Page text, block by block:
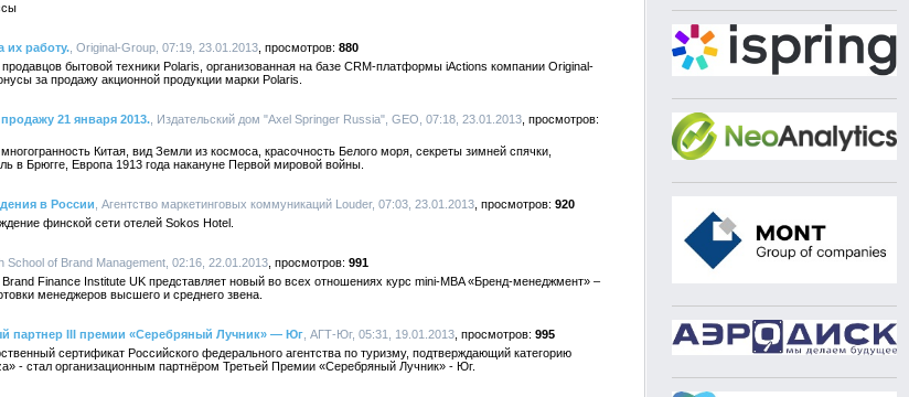
их работу. , Original-Group, 07:19, 23.01.2013
880
бытовой техники Polaris, организованная на базе СRM-платформы iActions компании Original-
за продажу акционной продукции марки Polaris.
21 января 2013. , Издательский дом "Axel Springer Russia", GEO, 07:18, 23.01.2013
Китая, вид Земли из космоса, красочность Белого моря, секреты зимней спячки,
в Брюгге, Европа 1913 года накануне Первой мировой войны.
в России , Агентство маркетинговых коммуникаций Louder, 07:03, 23.01.2013
920
финской сети отелей Sokos Hotel.
School of Brand Management, 02:16, 22.01.2013
991
Finance Institute UK представляет новый во всех отношениях курс mini-MBA «Бренд-менеджмент» –
менеджеров высшего и среднего звена.
партнер III премии «Серебряный Лучник» — Юг , АГТ-Юг, 05:31, 19.01.2013
995
сертификат Российского федерального агентства по туризму, подтверждающий категорию
- стал организационным партнёром Третьей Премии «Серебряный Лучник» - Юг.